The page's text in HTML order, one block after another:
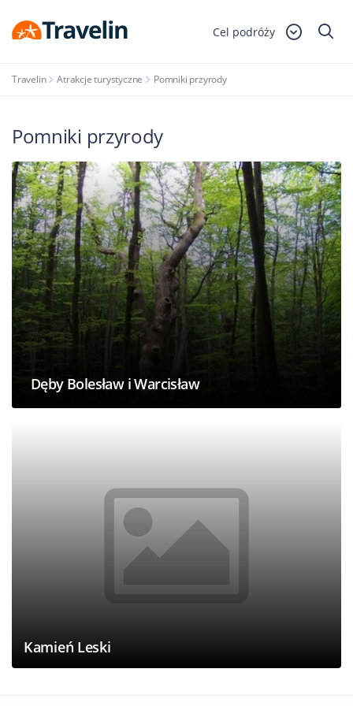
Cel podróży
Travelin Atrakcje turystyczne Pomniki przyrody
Pomniki przyrody
Dęby Bolesław i Warcisław
Kamień Leski